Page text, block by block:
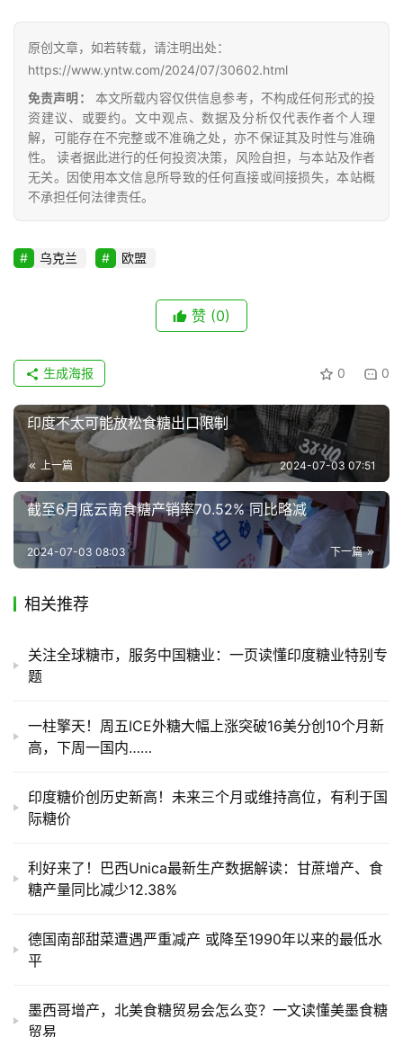
现
货
报
价
题
频
产
业
链
销
运
原创文章，如若转载，请注明出处：
https://www.yntw.com/2024/07/30602.html
免责声明：
本文所载内容仅供信息参考，不构成任何形式的投
资建议、或要约。文中观点、数据及分析仅代表作者个人理
解，可能存在不完整或不准确之处，亦不保证其及时性与准确
性。 读者据此进行的任何投资决策，风险自担，与本站及作者
无关。因使用本文信息所导致的任何直接或间接损失，本站概
不承担任何法律责任。
乌克兰 欧盟
赞 (0)
0 0
生成海报
印度不太可能放松食糖出口限制
上一篇 2024-07-03 07:51
截至6月底云南食糖产销率70.52% 同比略减
下一篇
2024-07-03 08:03
相关推荐
关注全球糖市，服务中国糖业：一页读懂印度糖业特别专
题
一柱擎天！周五ICE外糖大幅上涨突破16美分创10个月新
高，下周一国内……
印度糖价创历史新高！未来三个月或维持高位，有利于国
际糖价
利好来了！巴西Unica最新生产数据解读：甘蔗增产、食
糖产量同比减少12.38%
德国南部甜菜遭遇严重减产 或降至1990年以来的最低水
平
墨西哥增产，北美食糖贸易会怎么变？一文读懂美墨食糖
贸易